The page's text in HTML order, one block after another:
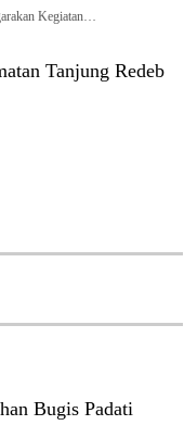
Kegiatan…
Tanjung Redeb
Bugis Padati